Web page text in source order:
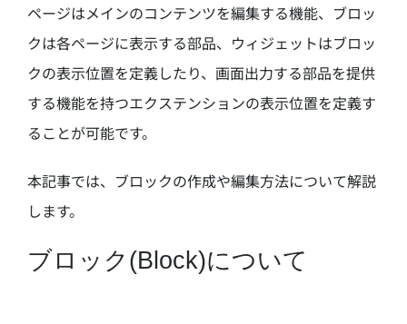
ページはメインのコンテンツを編集する機能、ブロッ
クは各ページに表示する部品、ウィジェットはブロッ
クの表示位置を定義したり、画面出力する部品を提供
する機能を持つエクステンションの表示位置を定義す
ることが可能です。
本記事では、ブロックの作成や編集方法について解説
します。
ブロック(Block)について